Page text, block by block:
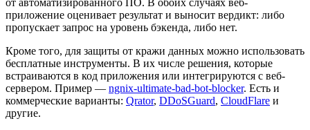
приложение оценивает результат и выносит вердикт: либо
пропускает запрос на уровень бэкенда, либо нет.
Кроме того, для защиты от кражи данных можно использовать
бесплатные инструменты. В их числе решения, которые
встраиваются в код приложения или интегрируются с веб-
сервером. Пример — ngnix-ultimate-bad-bot-blocker. Есть и
коммерческие варианты: Qrator, DDoSGuard, CloudFlare и
другие.